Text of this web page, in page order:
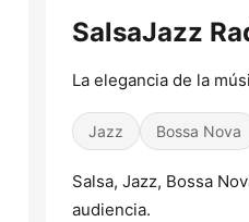
SalsaJazz
La elegancia de la
Jazz Bossa Nova
Salsa, Jazz, Bossa
audiencia.